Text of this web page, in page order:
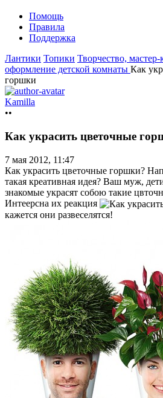
Помощь
Правила
Поддержка
Лантики Топики Творчество, мастер-
оформление детской комнаты Как
горшки
Kamilla
••
Как украсить цветочные
7 мая 2012, 11:47
Как украсить цветочные горшки?
такая креативная идея? Ваш муж,
знакомые украсят собою такие
Интеерсна их реакция
кажется они развеселятся!